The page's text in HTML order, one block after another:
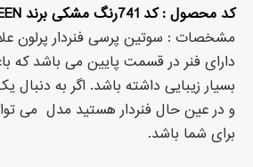
کد محصول : کد 741رنگ مشکی برند LEEN
مشخصات : سوتین پرسی فنردار پرلون
دارای فنر در قسمت پایین می باشد که
بسیار زیبایی داشته باشد. اگر به
و در عین حال فنردار هستید مدل می
برای شما باشد.